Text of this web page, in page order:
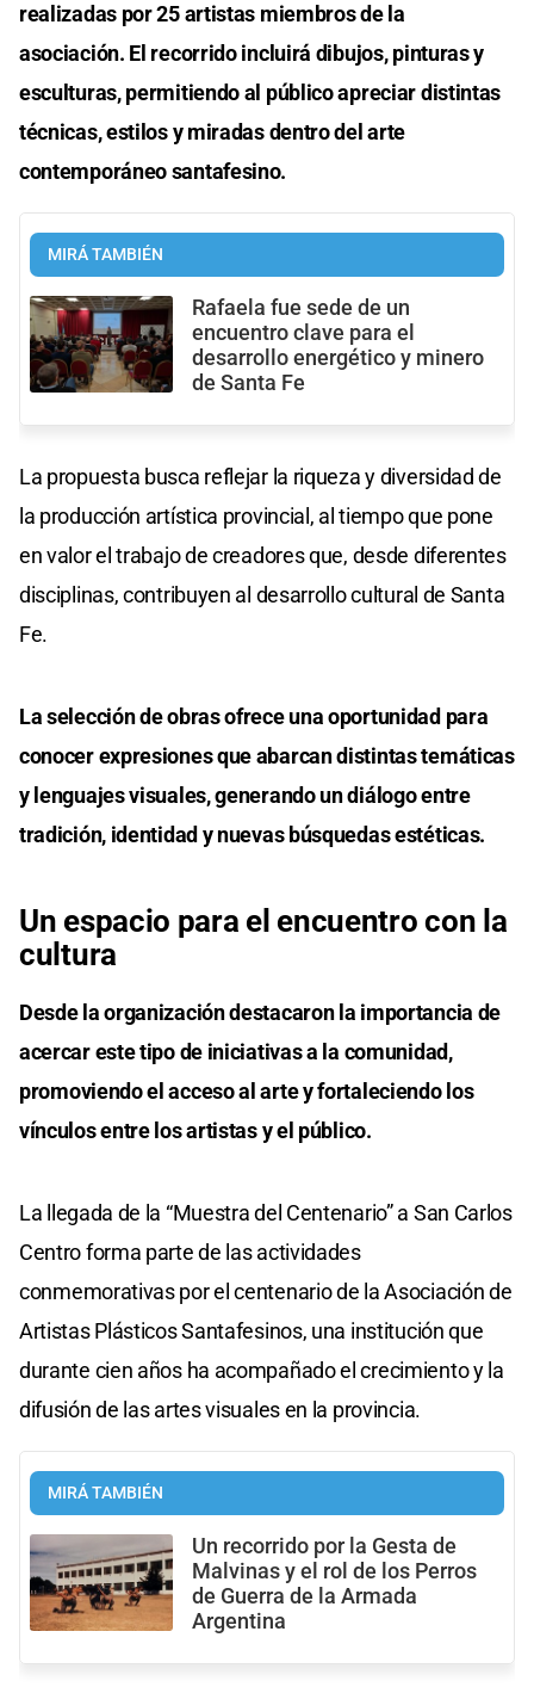
realizadas por 25 artistas miembros de la
asociación. El recorrido incluirá dibujos, pinturas y
esculturas, permitiendo al público apreciar distintas
técnicas, estilos y miradas dentro del arte
contemporáneo santafesino.
MIRÁ TAMBIÉN
Rafaela fue sede de un
encuentro clave para el
desarrollo energético y minero
de Santa Fe
La propuesta busca reflejar la riqueza y diversidad de
la producción artística provincial, al tiempo que pone
en valor el trabajo de creadores que, desde diferentes
disciplinas, contribuyen al desarrollo cultural de Santa
Fe.
La selección de obras ofrece una oportunidad para
conocer expresiones que abarcan distintas temáticas
y lenguajes visuales, generando un diálogo entre
tradición, identidad y nuevas búsquedas estéticas.
Un espacio para el encuentro con la
cultura
Desde la organización destacaron la importancia de
acercar este tipo de iniciativas a la comunidad,
promoviendo el acceso al arte y fortaleciendo los
vínculos entre los artistas y el público.
La llegada de la “Muestra del Centenario” a San Carlos
Centro forma parte de las actividades
conmemorativas por el centenario de la Asociación de
Artistas Plásticos Santafesinos, una institución que
durante cien años ha acompañado el crecimiento y la
difusión de las artes visuales en la provincia.
MIRÁ TAMBIÉN
Un recorrido por la Gesta de
Malvinas y el rol de los Perros
de Guerra de la Armada
Argentina